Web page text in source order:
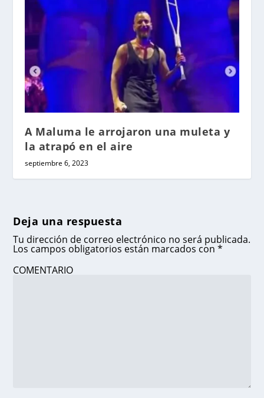
A Maluma le arrojaron una muleta y
la atrapó en el aire
septiembre 6, 2023
Deja una respuesta
Tu dirección de correo electrónico no será publicada.
Los campos obligatorios están marcados con*
COMENTARIO